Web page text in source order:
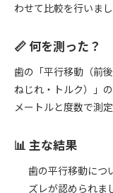
わせて比較を行いまし
📏 何を測った？
歯の「平行移動（前
ねじれ・トルク）」
メートルと度数で測定
📊 主な結果
歯の平行移動につ
ズレが認められま